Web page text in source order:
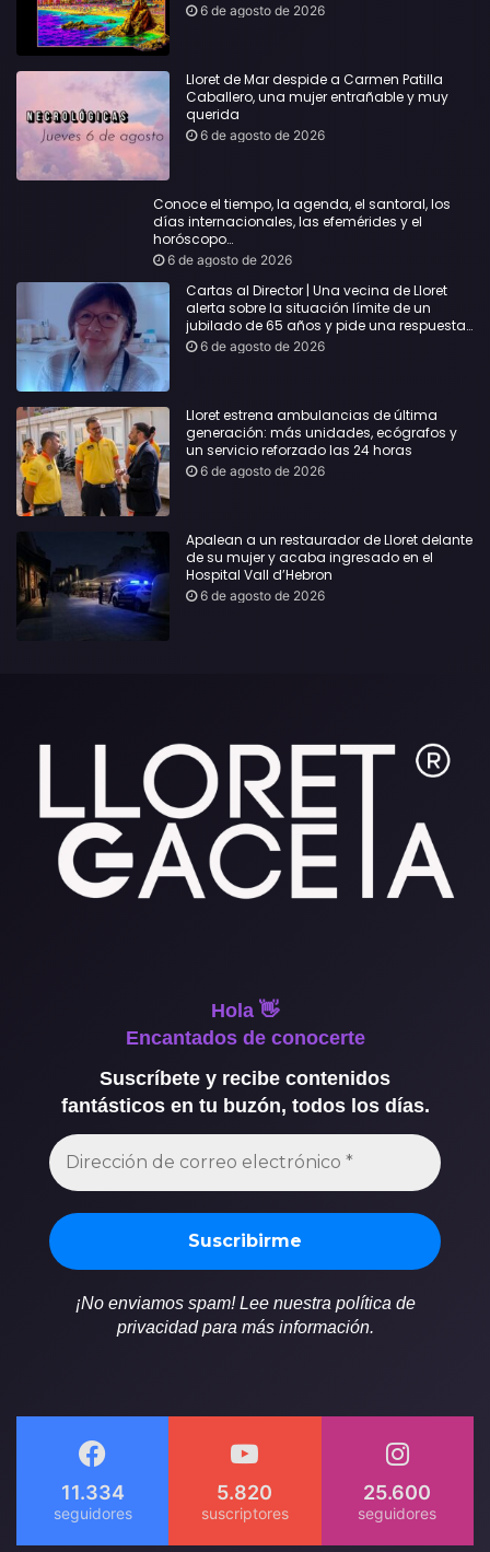
6 de agosto de 2026
Lloret de Mar despide a Carmen Patilla
Caballero, una mujer entrañable y muy
querida
6 de agosto de 2026
Conoce el tiempo, la agenda, el santoral, los
días internacionales, las efemérides y el
horóscopo…
6 de agosto de 2026
Cartas al Director | Una vecina de Lloret
alerta sobre la situación límite de un
jubilado de 65 años y pide una respuesta
urgente
6 de agosto de 2026
Lloret estrena ambulancias de última
generación: más unidades, ecógrafos y
un servicio reforzado las 24 horas
6 de agosto de 2026
Apalean a un restaurador de Lloret delante
de su mujer y acaba ingresado en el
Hospital Vall d’Hebron
6 de agosto de 2026
Hola 👋
Encantados de conocerte
Suscríbete y recibe contenidos
fantásticos en tu buzón, todos los días.
¡No enviamos spam! Lee nuestra política de
privacidad para más información.
11.334 5.820 25.600